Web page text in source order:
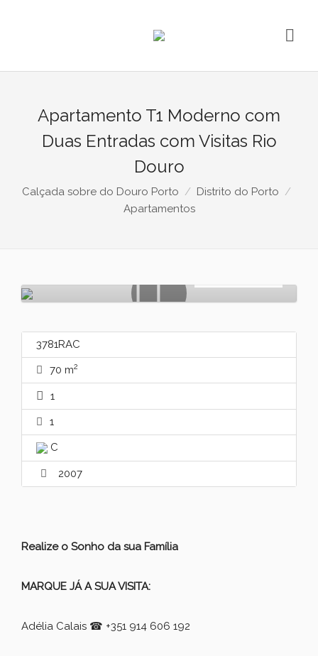
Apartamento T1 Moderno com
Duas Entradas com Visitas Rio
Douro
Calçada sobre do Douro Porto
Distrito do Porto
Apartamentos
3781RAC
70 m2
1
1
C
2007
Realize o Sonho da sua Família
MARQUE JÁ A SUA VISITA:
Adélia Calais ☎ +351 914 606 192